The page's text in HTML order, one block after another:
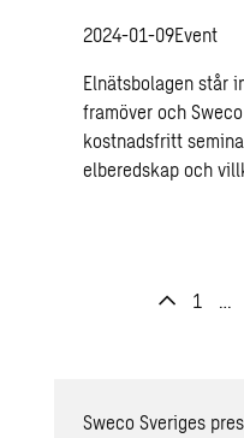
2024-01-09Event
Elnätsbolagen står
framöver och
kostnadsfritt
elberedskap och
1 …
Sweco Sveriges